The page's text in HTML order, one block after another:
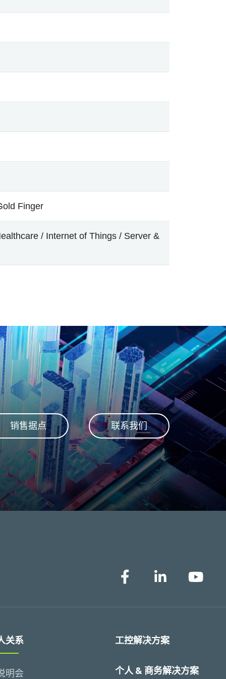
Finger
/ Internet of Things / Server &
销售据点 联系我们
关系
明会
工控解决方案
个人 & 商务解决方案